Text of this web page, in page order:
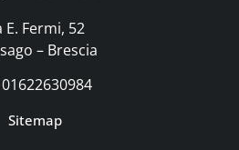
E. Fermi, 52
– Brescia
01622630984
Sitemap